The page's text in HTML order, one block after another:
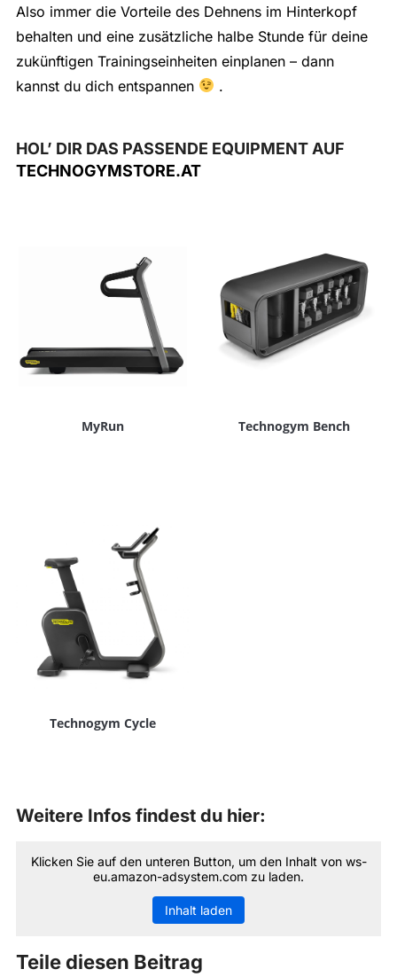
Also immer die Vorteile des Dehnens im Hinterkopf
behalten und eine zusätzliche halbe Stunde für deine
zukünftigen Trainingseinheiten einplanen – dann
kannst du dich entspannen
.
HOL’ DIR DAS PASSENDE EQUIPMENT AUF
TECHNOGYMSTORE.AT
MyRun Technogym Bench
Technogym Cycle
Weitere Infos findest du hier:
Klicken Sie auf den unteren Button, um den Inhalt von ws-
eu.amazon-adsystem.com zu laden.
Inhalt laden
Teile diesen Beitrag